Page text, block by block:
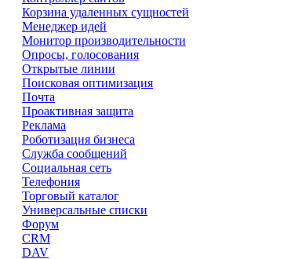
Корзина удаленных сущностей
Менеджер идей
Монитор производительности
Опросы, голосования
Открытые линии
Поисковая оптимизация
Почта
Проактивная защита
Реклама
Роботизация бизнеса
Служба сообщений
Социальная сеть
Телефония
Торговый каталог
Универсальные списки
Форум
CRM
DAV